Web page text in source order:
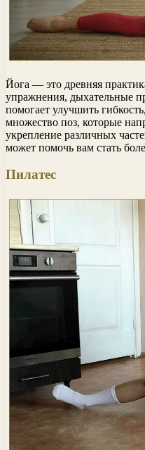
Йога — это древняя
упражнения, дыхательные
помогает улучшить
множество поз, которые
укрепление различных
может помочь вам стать
Пилатес